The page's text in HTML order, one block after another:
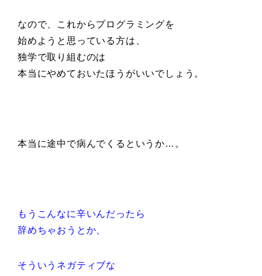
なので、これからプログラミングを
始めようと思っている方は、
独学で取り組むのは
本当にやめておいたほうがいいでしょう。
本当に途中で病んでくるというか…。
もうこんなに辛いんだったら
辞めちゃおうとか、
そういうネガティブな